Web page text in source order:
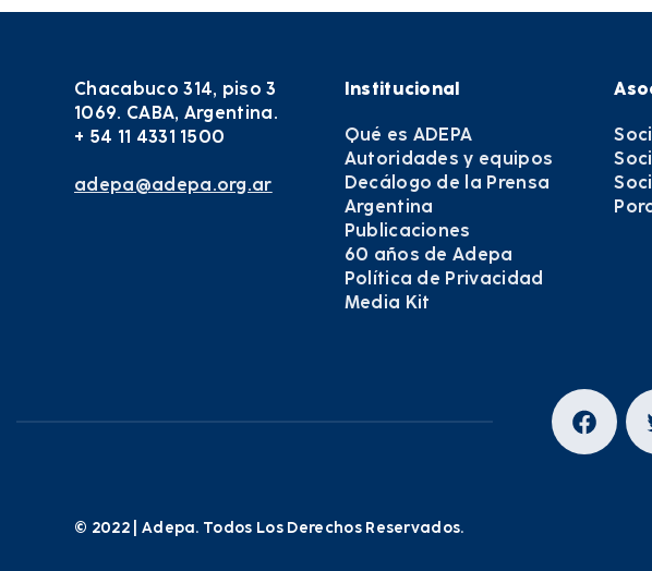
Chacabuco 314, piso 3
1069. CABA, Argentina.
+ 54 11 4331 1500
adepa@adepa.org.ar
Institucional
Qué es ADEPA
Autoridades y equipos
Decálogo de la Prensa
Argentina
Publicaciones
60 años de Adepa
Política de Privacidad
Media Kit
© 2022 | Adepa. Todos Los Derechos Reservados.